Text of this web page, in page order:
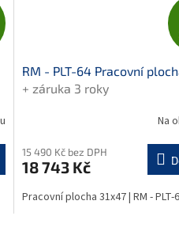
RM - PLT-64 Pracovní
+ záruka 3 roky
Na
15 490 Kč bez DPH
18 743 Kč
Pracovní plocha 31x47 | RM - PLT-